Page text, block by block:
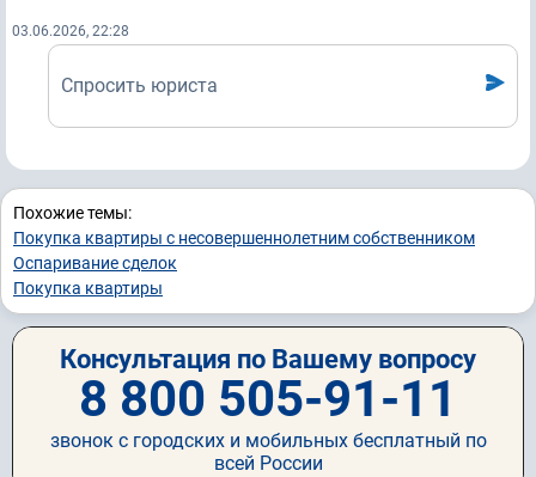
03.06.2026, 22:28
Спросить юриста
Похожие темы:
Покупка квартиры с несовершеннолетним собственником
Оспаривание сделок
Покупка квартиры
Консультация по Вашему вопросу
8 800 505-91-11
звонок с городских и мобильных бесплатный по
всей России